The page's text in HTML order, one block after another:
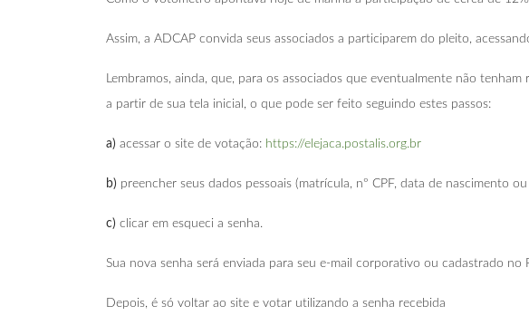
Assim, a ADCAP convida seus associados a participarem do pleito,
Lembramos, ainda, que, para os associados que eventualmente não
a partir de sua tela inicial, o que pode ser feito seguindo estes passos:
a) acessar o site de votação: https://elejaca.postalis.org.br
b) preencher seus dados pessoais (matrícula, nº CPF, data de nascimento
c) clicar em esqueci a senha.
Sua nova senha será enviada para seu e-mail corporativo ou cadastrado no
Depois, é só voltar ao site e votar utilizando a senha recebida